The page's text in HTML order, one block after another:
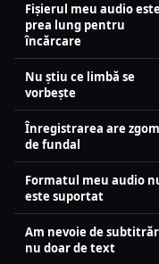
Fișierul meu audio este
prea lung pentru
încărcare
Nu știu ce limbă se
vorbește
Înregistrarea are
de fundal
Formatul meu audio
este suportat
Am nevoie de
nu doar de text